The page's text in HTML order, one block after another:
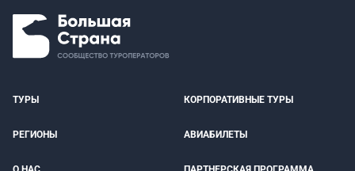
ТУРЫ КОРПОРАТИВНЫЕ ТУРЫ
РЕГИОНЫ АВИАБИЛЕТЫ